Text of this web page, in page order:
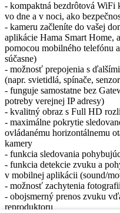
- kompaktná bezdrôtová WiFi
vo dne a v noci, ako
- kameru začleníte do vašej
aplikácie Hama Smart Home,
pomocou mobilného telefónu
súčasne)
- možnosť prepojenia s
(napr. svietidlá, spínače,
- funguje samostatne bez
potreby verejnej IP adresy)
- kvalitný obraz s Full HD
- maximálne pokrytie
ovládanému horizontálnemu
kamery
- funkcia sledovania
- funkcia detekcie zvuku a
v mobilnej aplikácii (sound/
- možnosť zachytenia
- obojsmerný prenos zvuku
reproduktoru